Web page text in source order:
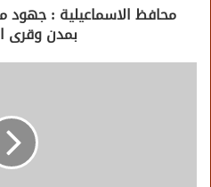
محافظ الاسماعيلية : جهود
بمدن وقرى